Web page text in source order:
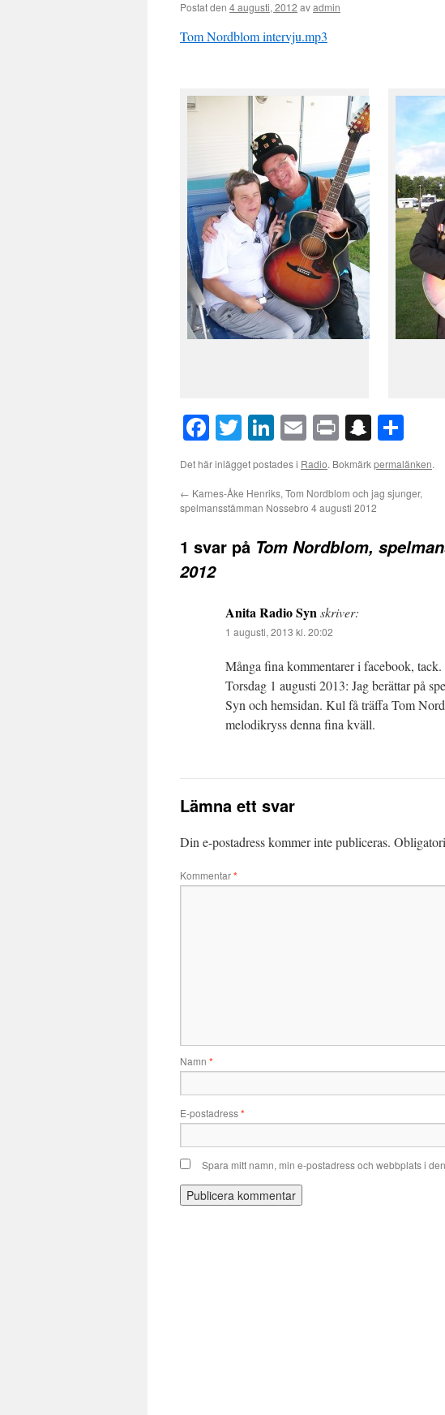
Postat den 4 augusti, 2012 avadmin
Tom Nordblom intervju.mp3
Facebook
TwitterLinkedIn
EmailPrint
Det här inlägget postades i Radio. Bokmärkpermalänken.
← Karnes-Åke Henriks, Tom Nordblom och jag sjunger,
spelmansstämman Nossebro 4 augusti 2012
1 svar på Tom Nordblom,
2012
Anita Radio Synskriver:
1 augusti, 2013 kl. 20:02
Många fina kommentarer i facebook, tack.
Torsdag 1 augusti 2013: Jag berättar på
Syn och hemsidan. Kul få träffa Tom
melodikryss denna fina kväll.
Lämna ett svar
Din e-postadress kommer inte publiceras.
Kommentar*
Namn *
E-postadress*
Spara mitt namn, min e-postadress och webbplats i